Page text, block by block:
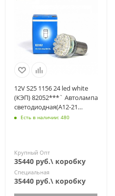
12V S25 1156 24 led white
(КЭП) 82052***` Автолампа
светодиодная(А12-21
BA15s, P21W)
Есть в наличии: 480
Крупный Опт
35440 руб.\ коробку
Специальная
35440 руб.\ коробку